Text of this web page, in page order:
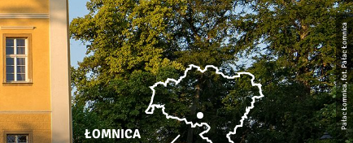
Pałac Łomnica, fot. Pałac Łomnica
ŁOMNICA